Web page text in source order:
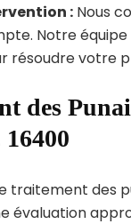
: Nous
Notre
résoudre votre
des
traitement des
évaluation